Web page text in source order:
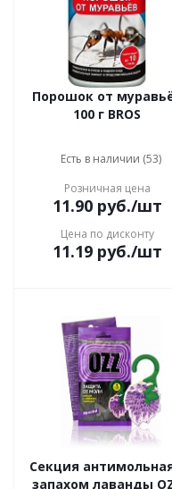
Порошок от
100 г BROS
Есть в наличии (53)
Розничная цена
11.90руб./шт
Цена по дисконту
11.19руб./шт
Секция
запахом лаванды